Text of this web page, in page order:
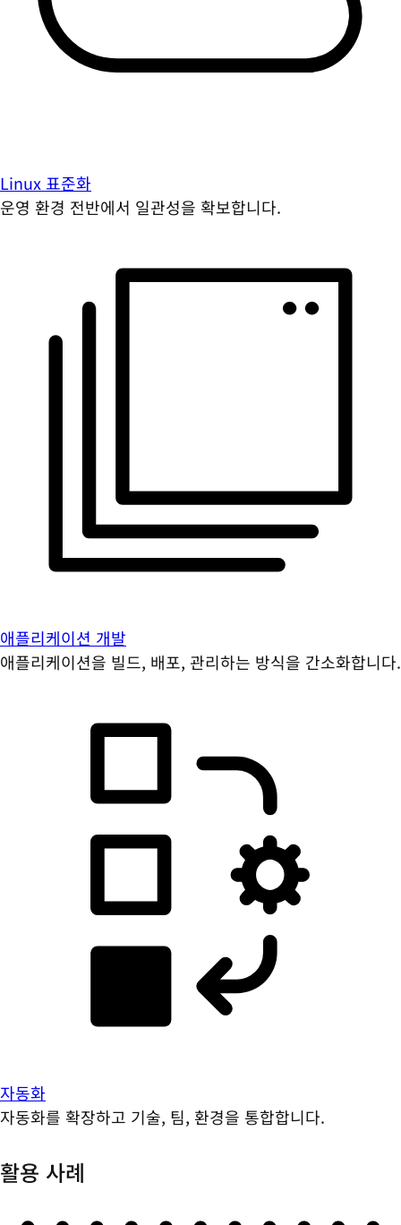
Linux 표준화
운영 환경 전반에서 일관성을 확보합니다.
애플리케이션 개발
애플리케이션을 빌드, 배포, 관리하는 방식을 간소화합니다.
자동화
자동화를 확장하고 기술, 팀, 환경을 통합합니다.
활용 사례